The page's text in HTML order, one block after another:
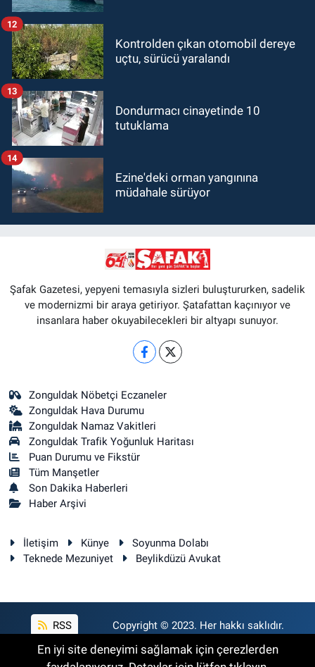
Kontrolden çıkan otomobil dereye
uçtu, sürücü yaralandı
12
Dondurmacı cinayetinde 10
tutuklama
13
Ezine'deki orman yangınına
müdahale sürüyor
14
Şafak Gazetesi, yepyeni temasıyla sizleri buluştururken, sadelik
ve modernizmi bir araya getiriyor. Şatafattan kaçınıyor ve
insanlara haber okuyabilecekleri bir altyapı sunuyor.
Zonguldak Nöbetçi Eczaneler
Zonguldak Hava Durumu
Zonguldak Namaz Vakitleri
Zonguldak Trafik Yoğunluk Haritası
Puan Durumu ve Fikstür
Tüm Manşetler
Son Dakika Haberleri
Haber Arşivi
İletişim Künye
Soyunma Dolabı
Teknede Mezuniyet
Beylikdüzü Avukat
RSS Copyright © 2023. Her hakkı saklıdır.
En iyi site deneyimi sağlamak için çerezlerden